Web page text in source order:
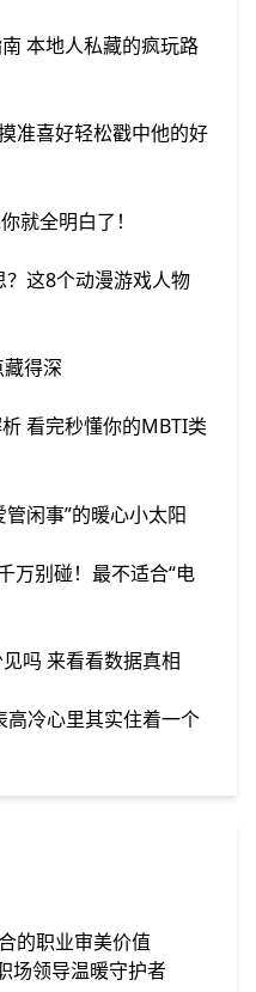
本地人私藏的疯玩路
准喜好轻松戳中他的好
就全明白了！
这8个动漫游戏人物
得深
看完秒懂你的MBTI类
管闲事”的暖心小太阳
万别碰！最不适合“电
吗 来看看数据真相
高冷心里其实住着一个
的职业审美价值
场领导温暖守护者